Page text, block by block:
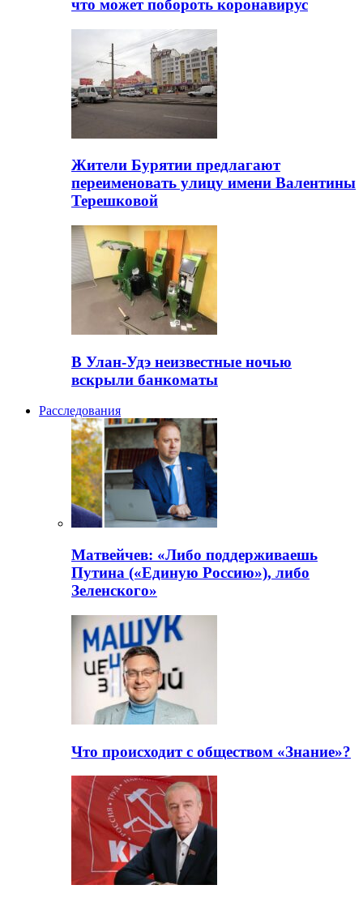
что может побороть коронавирус
Жители Бурятии предлагают
переименовать улицу имени Валентины
Терешковой
В Улан-Удэ неизвестные ночью
вскрыли банкоматы
Расследования
Матвейчев: «Либо поддерживаешь
Путина («Единую Россию»), либо
Зеленского»
Что происходит с обществом «Знание»?